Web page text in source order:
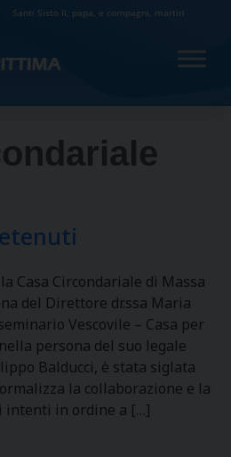
Santi Sisto II, papa, e compagni, martiri
Casa Circondariale di Massa
del Direttore dr.ssa Maria
Vescovile – Casa per
persona del suo legale
Balducci, è stata siglata
la collaborazione e la
intenti in ordine a […]